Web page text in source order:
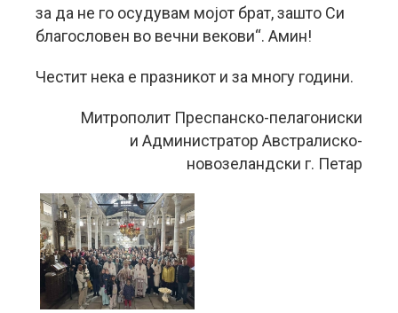
за да не го осудувам мојот брат, зашто Си
благословен во вечни векови“. Амин!
Честит нека е празникот и за многу години.
Митрополит Преспанско-пелагониски
и Администратор Австралиско-
новозеландски г. Петар